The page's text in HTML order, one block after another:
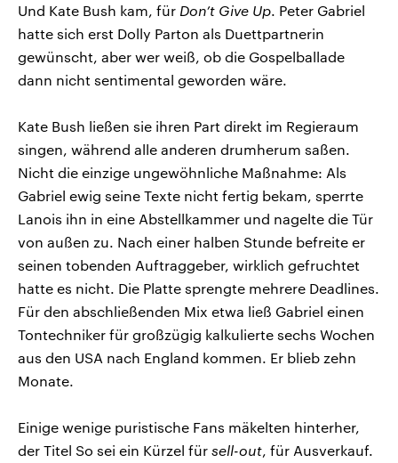
Und Kate Bush kam, für Don’t Give Up. Peter Gabriel
hatte sich erst Dolly Parton als Duettpartnerin
gewünscht, aber wer weiß, ob die Gospelballade
dann nicht sentimental geworden wäre.
Kate Bush ließen sie ihren Part direkt im Regieraum
singen, während alle anderen drumherum saßen.
Nicht die einzige ungewöhnliche Maßnahme: Als
Gabriel ewig seine Texte nicht fertig bekam, sperrte
Lanois ihn in eine Abstellkammer und nagelte die Tür
von außen zu. Nach einer halben Stunde befreite er
seinen tobenden Auftraggeber, wirklich gefruchtet
hatte es nicht. Die Platte sprengte mehrere Deadlines.
Für den abschließenden Mix etwa ließ Gabriel einen
Tontechniker für großzügig kalkulierte sechs Wochen
aus den USA nach England kommen. Er blieb zehn
Monate.
Einige wenige puristische Fans mäkelten hinterher,
der Titel So sei ein Kürzel für sell-out, für Ausverkauf.